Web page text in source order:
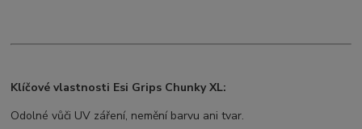
Klíčové vlastnosti Esi Grips Chunky XL:
Odolné vůči UV záření, nemění barvu ani tvar.